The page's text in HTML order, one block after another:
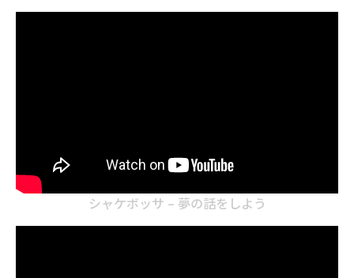
シャケボッサ – 夢の話をしよう